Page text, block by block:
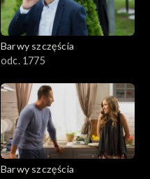
Barwy szczęścia
odc. 1775
Barwy szczęścia